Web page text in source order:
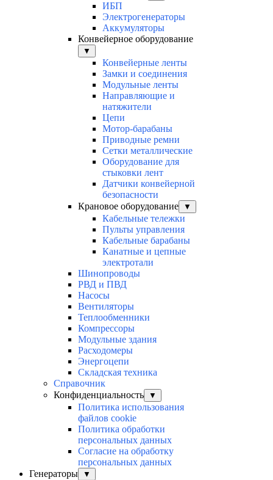
ИБП
Электрогенераторы
Аккумуляторы
Конвейерное оборудование
▼
Конвейерные ленты
Замки и соединения
Модульные ленты
Направляющие и
натяжители
Цепи
Мотор-барабаны
Приводные ремни
Сетки металлические
Оборудование для
стыковки лент
Датчики конвейерной
безопасности
Крановое оборудование
▼
Кабельные тележки
Пульты управления
Кабельные барабаны
Канатные и цепные
электротали
Шинопроводы
РВД и ПВД
Насосы
Вентиляторы
Теплообменники
Компрессоры
Модульные здания
Расходомеры
Энергоцепи
Складская техника
Справочник
Конфиденциальность
▼
Политика использования
файлов cookie
Политика обработки
персональных данных
Согласие на обработку
персональных данных
Генераторы
▼